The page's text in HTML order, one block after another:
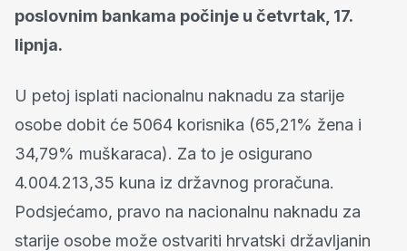
poslovnim bankama počinje u četvrtak, 17.
lipnja.
U petoj isplati nacionalnu naknadu za starije
osobe dobit će 5064 korisnika (65,21% žena i
34,79% muškaraca). Za to je osigurano
4.004.213,35 kuna iz državnog proračuna.
Podsjećamo, pravo na nacionalnu naknadu za
starije osobe može ostvariti hrvatski državljanin